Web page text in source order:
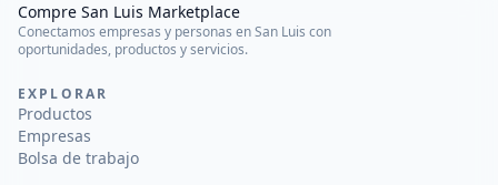
Compre San Luis Marketplace
Conectamos empresas y personas en San Luis con
oportunidades, productos y servicios.
EXPLORAR
Productos
Empresas
Bolsa de trabajo